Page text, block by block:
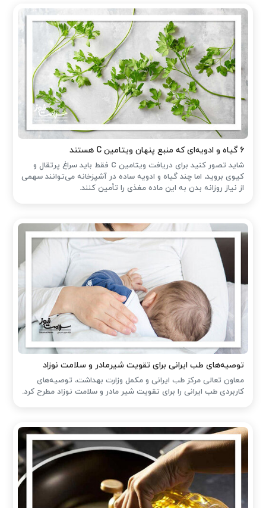
۶ گیاه و ادویه‌ای که منبع پنهان ویتامین C هستند
شاید تصور کنید برای دریافت ویتامین C فقط باید سراغ پرتقال و
کیوی بروید، اما چند گیاه و ادویه ساده در آشپزخانه می‌توانند سهمی
از نیاز روزانه بدن به این ماده مغذی را تأمین کنند.
توصیه‌های طب ایرانی برای تقویت شیرمادر و سلامت نوزاد
معاون تعالی مرکز طب ایرانی و مکمل وزارت بهداشت، توصیه‌های
کاربردی طب ایرانی را برای تقویت شیر مادر و سلامت نوزاد مطرح کرد.